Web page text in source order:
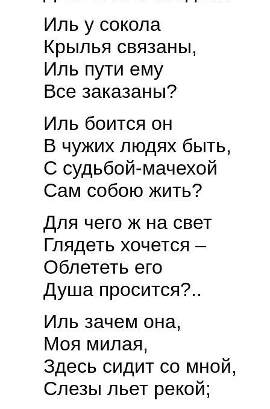
Иль у сокола
Крылья связаны,
Иль пути ему
Все заказаны?
Иль боится он
В чужих людях быть,
С судьбой-мачехой
Сам собою жить?
Для чего ж на свет
Глядеть хочется –
Облететь его
Душа просится?..
Иль зачем она,
Моя милая,
Здесь сидит со мной,
Слезы льет рекой;